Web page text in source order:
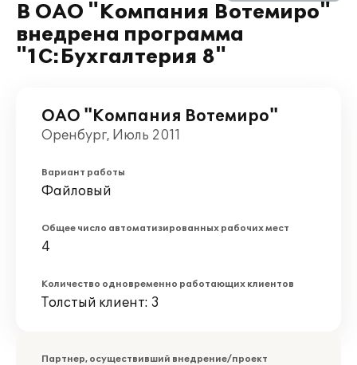
В ОАО "Компания Вотемиро"
внедрена программа
"1С:Бухгалтерия 8"
ОАО "Компания Вотемиро"
Оренбург, Июль 2011
Вариант работы
Файловый
Общее число автоматизированных рабочих мест
4
Количество одновременно работающих клиентов
Толстый клиент: 3
Партнер, осуществивший внедрение/проект